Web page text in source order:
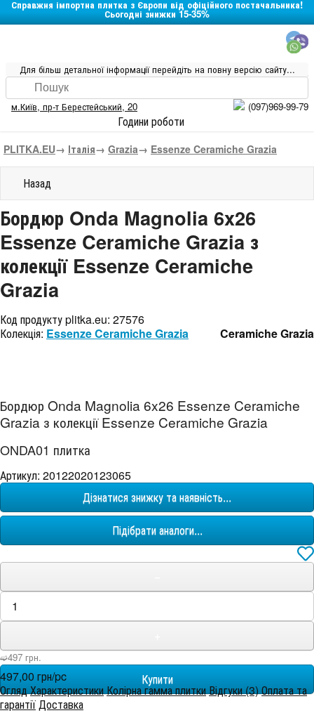
Справжня імпортна плитка з Європи від офіційного постачальника!
Сьогодні знижки 15-35%
Для більш детальної інформації перейдіть на повну версію сайту...
м.Київ, пр-т Берестейський, 20 (097)969-99-79
Години роботи
PLITKA.EU→ Італія→ Grazia→ Essenze Ceramiche Grazia
Назад
Бордюр Onda Magnolia 6x26
Essenze Ceramiche Grazia з
колекції Essenze Ceramiche
Grazia
Код продукту plitka.eu: 27576
Колекція: Essenze Ceramiche Grazia Ceramiche Grazia
Бордюр Onda Magnolia 6x26 Essenze Ceramiche
Grazia з колекції Essenze Ceramiche Grazia
ONDA01 плитка
Артикул: 20122020123065
Дізнатися знижку та наявність...
Підібрати аналоги...
➫497 грн.
497,00 грн/pc
ОглядХарактеристикиКолірна гамма плиткиВідгуки (3)Оплата та
гарантії Доставка